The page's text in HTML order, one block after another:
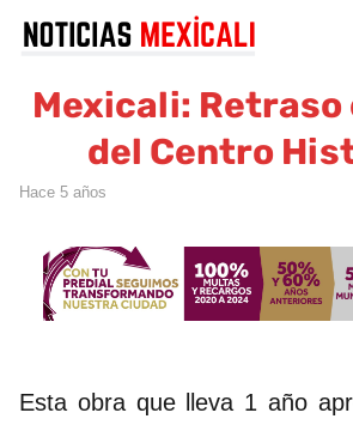
Mexicali: Retraso
del Centro
hace 5 años
Esta obra que lleva 1 año